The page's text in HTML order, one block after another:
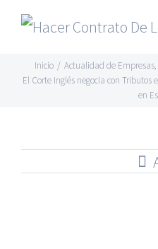
Skip
content
Inicio / Actualidad de Empresas,
El Corte Inglés negocia con
en